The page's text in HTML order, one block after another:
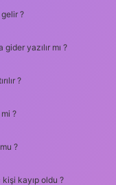
?
yazılır mı ?
?
?
?
kayıp oldu ?